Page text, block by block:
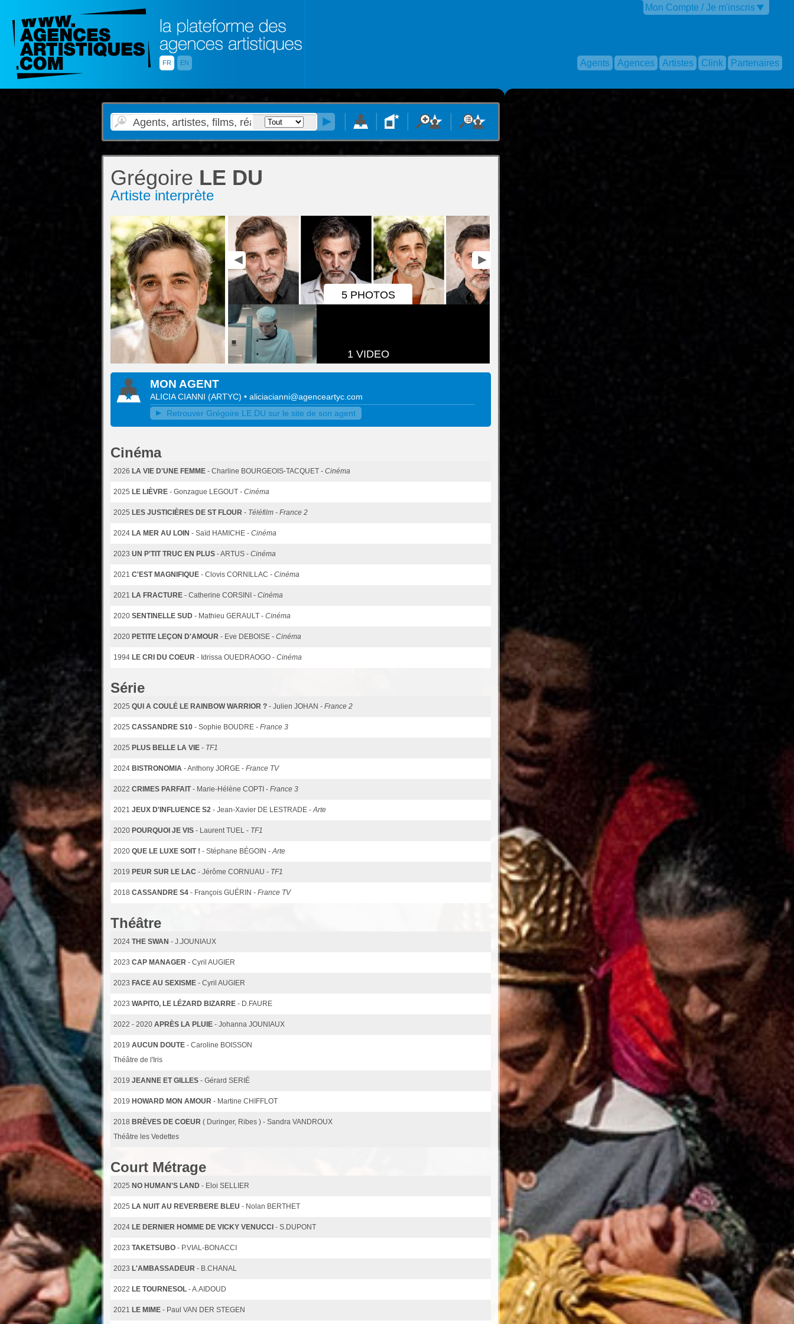
FR EN
Mon Compte / Je m'inscris
Agents Agences Artistes Clink Partenaires
Grégoire LE DU
Artiste interprète
5 PHOTOS
1 VIDEO
MON AGENT
ALICIA CIANNI (ARTYC) • aliciacianni@agenceartyc.com
Retrouver Grégoire LE DU sur le site de son agent
Cinéma
2026 LA VIE D'UNE FEMME - Charline BOURGEOIS-TACQUET - Cinéma
2025 LE LIÈVRE - Gonzague LEGOUT - Cinéma
2025 LES JUSTICIÈRES DE ST FLOUR - Téléfilm - France 2
2024 LA MER AU LOIN - Saïd HAMICHE - Cinéma
2023 UN P'TIT TRUC EN PLUS - ARTUS - Cinéma
2021 C'EST MAGNIFIQUE - Clovis CORNILLAC - Cinéma
2021 LA FRACTURE - Catherine CORSINI - Cinéma
2020 SENTINELLE SUD - Mathieu GERAULT - Cinéma
2020 PETITE LEÇON D'AMOUR - Eve DEBOISE - Cinéma
1994 LE CRI DU COEUR - Idrissa OUEDRAOGO - Cinéma
Série
2025 QUI A COULÉ LE RAINBOW WARRIOR ? - Julien JOHAN - France 2
2025 CASSANDRE S10 - Sophie BOUDRE - France 3
2025 PLUS BELLE LA VIE - TF1
2024 BISTRONOMIA - Anthony JORGE - France TV
2022 CRIMES PARFAIT - Marie-Hélène COPTI - France 3
2021 JEUX D'INFLUENCE S2 - Jean-Xavier DE LESTRADE - Arte
2020 POURQUOI JE VIS - Laurent TUEL - TF1
2020 QUE LE LUXE SOIT ! - Stéphane BÉGOIN - Arte
2019 PEUR SUR LE LAC - Jérôme CORNUAU - TF1
2018 CASSANDRE S4 - François GUÉRIN - France TV
Théâtre
2024 THE SWAN - J.JOUNIAUX
2023 CAP MANAGER - Cyril AUGIER
2023 FACE AU SEXISME - Cyril AUGIER
2023 WAPITO, LE LÉZARD BIZARRE - D.FAURE
2022 - 2020 APRÈS LA PLUIE - Johanna JOUNIAUX
2019 AUCUN DOUTE - Caroline BOISSON
Théâtre de l'Iris
2019 JEANNE ET GILLES - Gérard SERIÉ
2019 HOWARD MON AMOUR - Martine CHIFFLOT
2018 BRÈVES DE COEUR ( Duringer, Ribes ) - Sandra VANDROUX
Théâtre les Vedettes
Court Métrage
2025 NO HUMAN'S LAND - Eloi SELLIER
2025 LA NUIT AU REVERBERE BLEU - Nolan BERTHET
2024 LE DERNIER HOMME DE VICKY VENUCCI - S.DUPONT
2023 TAKETSUBO - P.VIAL-BONACCI
2023 L'AMBASSADEUR - B.CHANAL
2022 LE TOURNESOL - A.AIDOUD
2021 LE MIME - Paul VAN DER STEGEN